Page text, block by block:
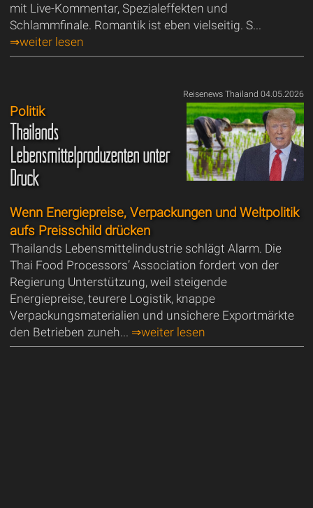
mit Live-Kommentar, Spezialeffekten und
Schlammfinale. Romantik ist eben vielseitig. S...
⇒weiter lesen
Reisenews Thailand 04.05.2026
Politik
Thailands
Lebensmittelproduzenten unter
Druck
Wenn Energiepreise, Verpackungen und Weltpolitik
aufs Preisschild drücken
Thailands Lebensmittelindustrie schlägt Alarm. Die
Thai Food Processors’ Association fordert von der
Regierung Unterstützung, weil steigende
Energiepreise, teurere Logistik, knappe
Verpackungsmaterialien und unsichere Exportmärkte
den Betrieben zuneh... ⇒weiter lesen